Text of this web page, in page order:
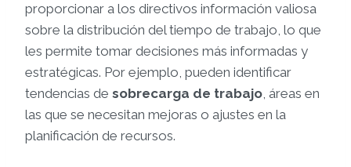
proporcionar a los directivos información valiosa
sobre la distribución del tiempo de trabajo, lo que
les permite tomar decisiones más informadas y
estratégicas. Por ejemplo, pueden identificar
tendencias de sobrecarga de trabajo, áreas en
las que se necesitan mejoras o ajustes en la
planificación de recursos.